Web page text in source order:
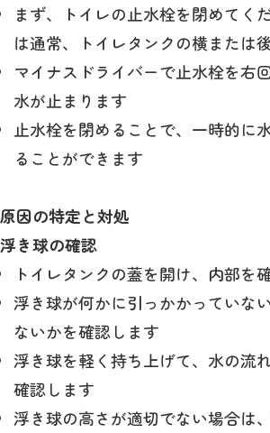
まず、トイレの止水栓を閉めてく
は通常、トイレタンクの横または
マイナスドライバーで止水栓を右
水が止まります
止水栓を閉めることで、一時的に
ることができます
原因の特定と対処
浮き球の確認
トイレタンクの蓋を開け、内部を
浮き球が何かに引っかかっていな
ないかを確認します
浮き球を軽く持ち上げて、水の流
確認します
浮き球の高さが適切でない場合は